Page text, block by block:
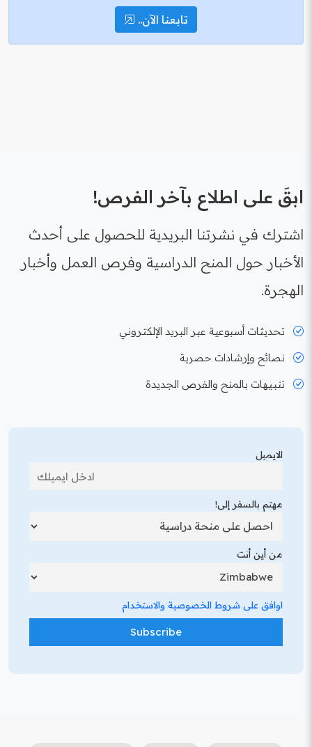
تابعنا الآن..
ابقَ على اطلاع بآخر الفرص!
اشترك في نشرتنا البريدية للحصول على أحدث
الأخبار حول المنح الدراسية وفرص العمل وأخبار
الهجرة.
تحديثات أسبوعية عبر البريد الإلكتروني
نصائح وإرشادات حصرية
تنبيهات بالمنح والفرص الجديدة
الايميل
مهتم بالسفر إلى!
من أين أنت
اوافق على شروط الخصوصية والاستخدام